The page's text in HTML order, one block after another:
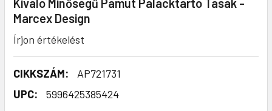
Kiváló Minőségű Pamut Palacktartó Tasak -
Marcex Design
Írjon értékelést
CIKKSZÁM:
AP721731
UPC:
5996425385424